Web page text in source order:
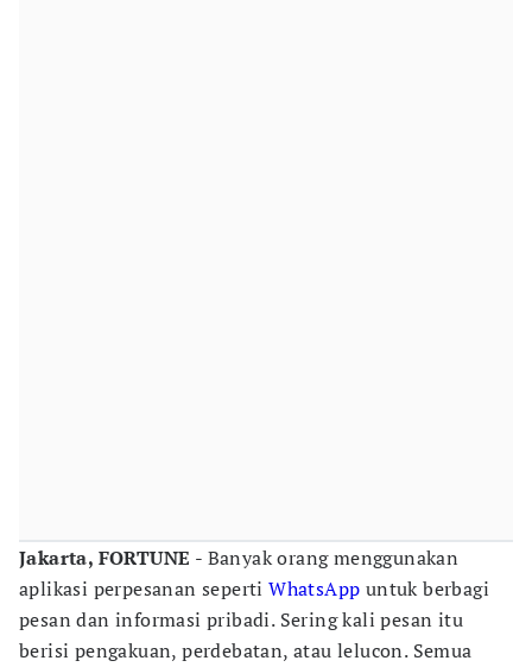
Jakarta, FORTUNE - Banyak orang menggunakan
aplikasi perpesanan sepertiWhatsApp untuk berbagi
pesan dan informasi pribadi. Sering kali pesan itu
berisi pengakuan, perdebatan, atau lelucon. Semua